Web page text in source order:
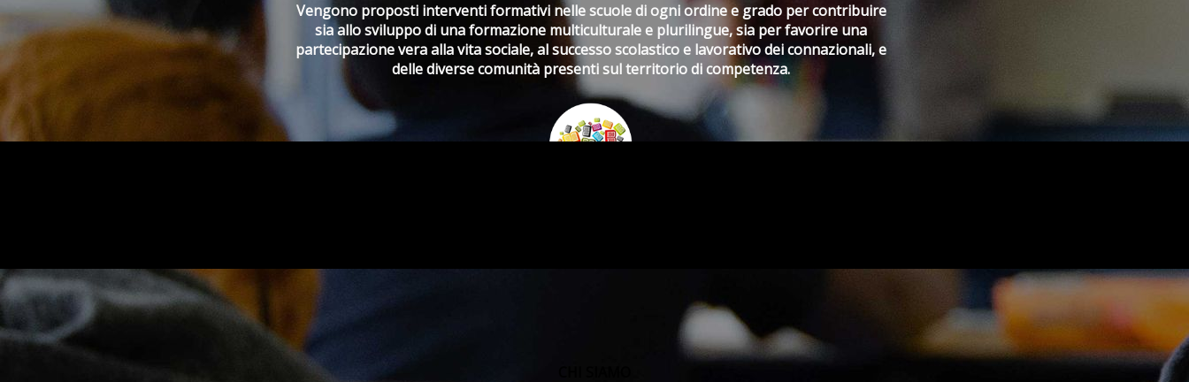
Vengono proposti interventi formativi nelle scuole di ogni ordine e grado per contribuire
sia allo sviluppo di una formazione multiculturale e plurilingue, sia per favorire una
partecipazione vera alla vita sociale, al successo scolastico e lavorativo dei connazionali, e
delle diverse comunità presenti sul territorio di competenza.